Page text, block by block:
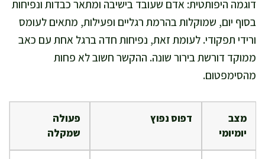
דוגמה היפותטית: אדם שעובד בישיבה ומתאר כבדות ונפיחות
בסוף יום, שמוקלות בהרמת רגליים ופעילות, מתאים לעומס
ורידי תפקודי. לעומת זאת, נפיחות חדה ברגל אחת עם כאב
ממוקד דורשת בירור שונה. ההקשר חשוב לא פחות
מהסימפטום.
מצב
יומיומי
דפוס נפוץ
פעולה
שמקלה